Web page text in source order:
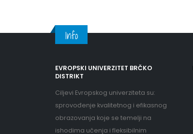
Info
EVROPSKI UNIVERZITET BRČKO
DISTRIKT
Ciljevi Evropskog univerziteta su:
sprovođenje kvalitetnog i efikasnog
obrazovanja koje se temelji na
ishodima učenja i fleksibilnim